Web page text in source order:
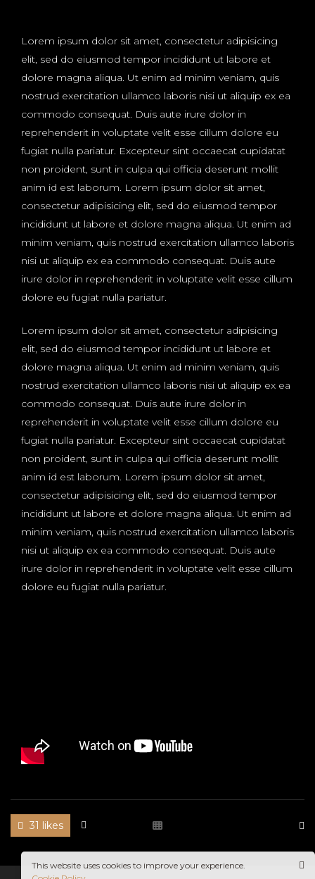
Lorem ipsum dolor sit amet, consectetur adipisicing
elit, sed do eiusmod tempor incididunt ut labore et
dolore magna aliqua. Ut enim ad minim veniam, quis
nostrud exercitation ullamco laboris nisi ut aliquip ex ea
commodo consequat. Duis aute irure dolor in
reprehenderit in voluptate velit esse cillum dolore eu
fugiat nulla pariatur. Excepteur sint occaecat cupidatat
non proident, sunt in culpa qui officia deserunt mollit
anim id est laborum. Lorem ipsum dolor sit amet,
consectetur adipisicing elit, sed do eiusmod tempor
incididunt ut labore et dolore magna aliqua. Ut enim ad
minim veniam, quis nostrud exercitation ullamco laboris
nisi ut aliquip ex ea commodo consequat. Duis aute
irure dolor in reprehenderit in voluptate velit esse cillum
dolore eu fugiat nulla pariatur.
Lorem ipsum dolor sit amet, consectetur adipisicing
elit, sed do eiusmod tempor incididunt ut labore et
dolore magna aliqua. Ut enim ad minim veniam, quis
nostrud exercitation ullamco laboris nisi ut aliquip ex ea
commodo consequat. Duis aute irure dolor in
reprehenderit in voluptate velit esse cillum dolore eu
fugiat nulla pariatur. Excepteur sint occaecat cupidatat
non proident, sunt in culpa qui officia deserunt mollit
anim id est laborum. Lorem ipsum dolor sit amet,
consectetur adipisicing elit, sed do eiusmod tempor
incididunt ut labore et dolore magna aliqua. Ut enim ad
minim veniam, quis nostrud exercitation ullamco laboris
nisi ut aliquip ex ea commodo consequat. Duis aute
irure dolor in reprehenderit in voluptate velit esse cillum
dolore eu fugiat nulla pariatur.
31 likes
This website uses cookies to improve your experience.